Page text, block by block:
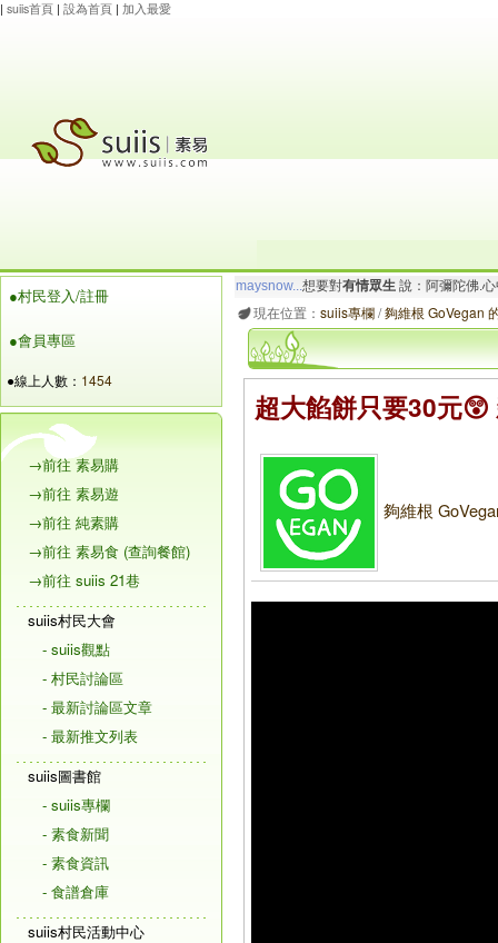
| suiis首頁 | 設為首頁 | 加入最愛
●村民登入/註冊
●會員專區
●線上人數： 1454
→前往 素易購
→前往 素易遊
→前往 純素購
→前往 素易食 (查詢餐館)
→前往 suiis 21巷
suiis村民大會
- suiis觀點
- 村民討論區
- 最新討論區文章
- 最新推文列表
suiis圖書館
- suiis專欄
- 素食新聞
- 素食資訊
- 食譜倉庫
suiis村民活動中心
maysnow...想要對有情眾生說：阿彌陀佛.
玲瓏虹想要對有情眾生說：阿彌陀佛.一切
現在位置： suiis專欄/夠維根 GoVegan
超大餡餅只要30元
夠維根